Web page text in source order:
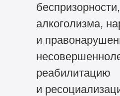
беспризорности,
алкоголизма,
и
реабилитацию
и